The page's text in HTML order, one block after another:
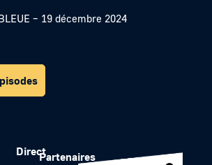
– 19 décembre 2024
DirectPartenaires